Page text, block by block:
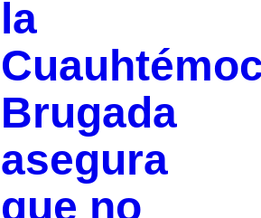
la
Brugada
asegura
que no